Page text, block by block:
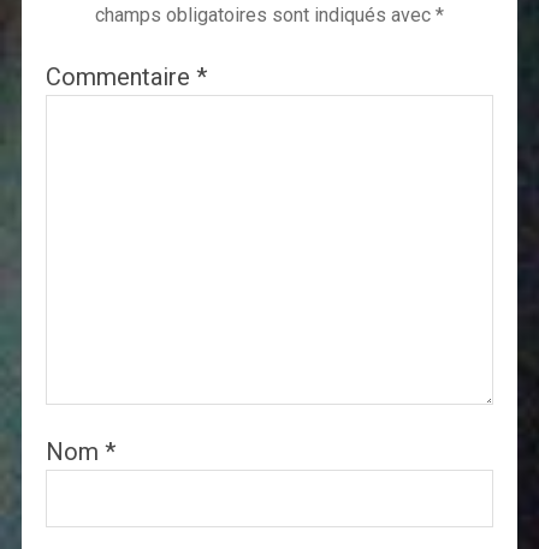
champs obligatoires sont indiqués avec *
Commentaire *
Nom *